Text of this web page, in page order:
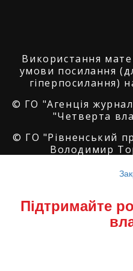
Використання
умови посилання
гіперпосилання)
© ГО "Агенція
"Четверта
© ГО "Рівненський
Володимир
Підтримайте